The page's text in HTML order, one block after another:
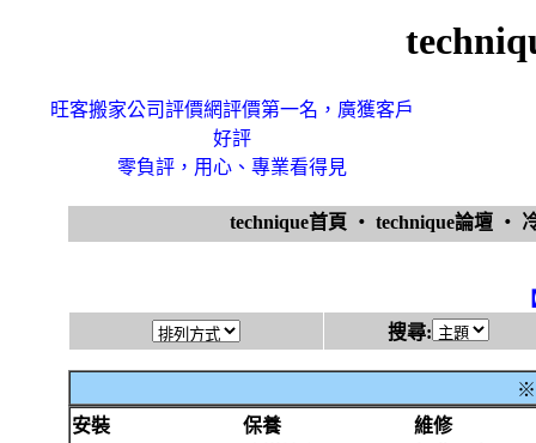
旺客搬家公司評價網評價第一名，廣獲客戶
好評
零負評，用心、專業看得見
technique首頁 ‧ technique論壇 ‧
搜尋:
※
安裝
保養
維修